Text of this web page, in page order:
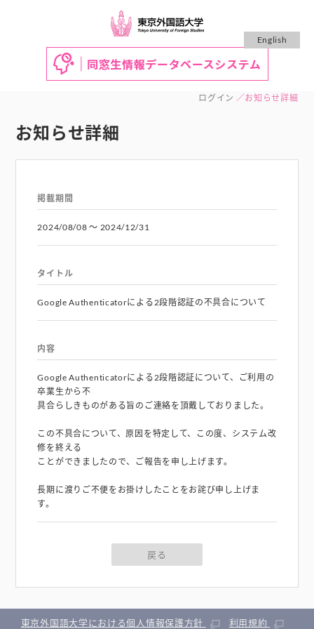
English
ログイン お知らせ詳細
お知らせ詳細
掲載期間
2024/08/08 〜 2024/12/31
タイトル
Google Authenticatorによる2段階認証の不具合について
内容
Google Authenticatorによる2段階認証について、ご利用の
卒業生から不
具合らしきものがある旨のご連絡を頂戴しておりました。
この不具合について、原因を特定して、この度、システム改
修を終える
ことができましたので、ご報告を申し上げます。
長期に渡りご不便をお掛けしたことをお詫び申し上げま
す。
戻る
東京外国語大学における個人情報保護方針 利用規約